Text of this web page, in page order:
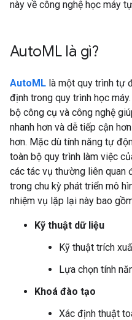
này về công nghệ học máy
AutoML là gì?
AutoML là một quy trình tự
định trong quy trình học
bộ công cụ và công nghệ
nhanh hơn và dễ tiếp cận
hơn. Mặc dù tính năng tự
toàn bộ quy trình làm việc
các tác vụ thường liên quan
trong chu kỳ phát triển mô
nhiệm vụ lặp lại này bao
Kỹ thuật dữ liệu
Kỹ thuật trích
Lựa chọn tính
Khoá đào tạo
Xác định thuật